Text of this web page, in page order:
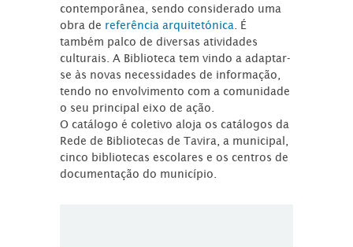
contemporânea, sendo considerado uma
obra de referência arquitetónica . É
também palco de diversas atividades
culturais. A Biblioteca tem vindo a adaptar-
se às novas necessidades de informação,
tendo no envolvimento com a comunidade
o seu principal eixo de ação.
O catálogo é coletivo aloja os catálogos da
Rede de Bibliotecas de Tavira, a municipal,
cinco bibliotecas escolares e os centros de
documentação do município.